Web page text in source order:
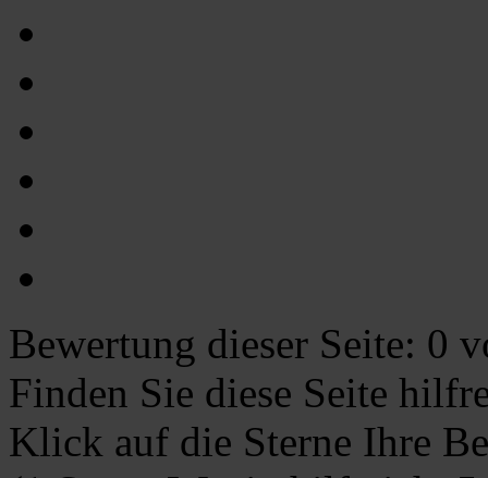
Bewertung dieser Seite: 0
Finden Sie diese Seite
Klick auf die Sterne Ihre